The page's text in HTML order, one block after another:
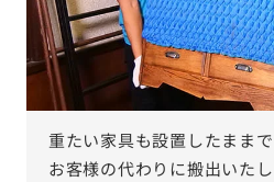
重たい家具も設置したまま
お客様の代わりに搬出いたし